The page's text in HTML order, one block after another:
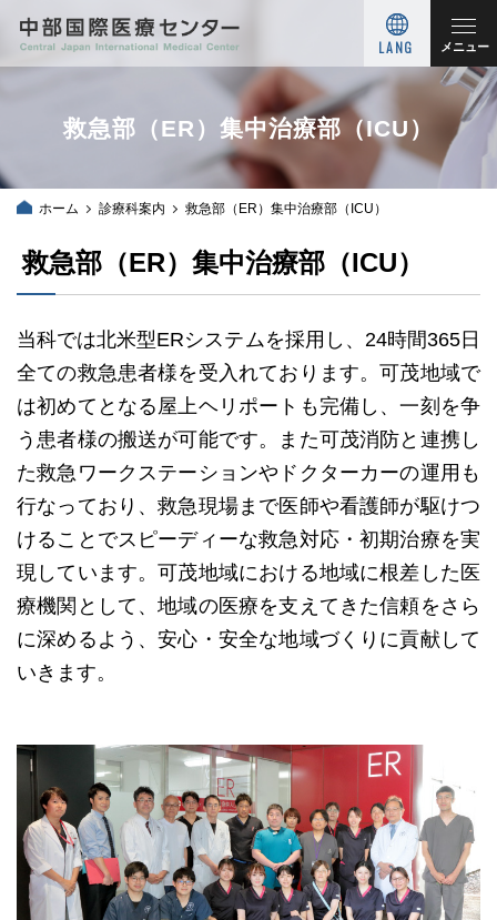
LANG メニュー
救急部（ER）集中治療部（ICU）
ホーム 診療科案内 救急部（ER）集中治療部（ICU）
救急部（ER）集中治療部（ICU）
当科では北米型ERシステムを採用し、24時間365日
全ての救急患者様を受入れております。可茂地域で
は初めてとなる屋上ヘリポートも完備し、一刻を争
う患者様の搬送が可能です。また可茂消防と連携し
た救急ワークステーションやドクターカーの運用も
行なっており、救急現場まで医師や看護師が駆けつ
けることでスピーディーな救急対応・初期治療を実
現しています。可茂地域における地域に根差した医
療機関として、地域の医療を支えてきた信頼をさら
に深めるよう、安心・安全な地域づくりに貢献して
いきます。